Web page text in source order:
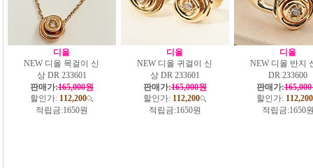
디올
NEW 디올 목걸이 신
상 DR 233601
판매가:165,000원
할인가: 112,200
적립금:1650원
디올
NEW 디올 귀걸이 신
상 DR 233601
판매가:165,000원
할인가: 112,200
적립금:1650원
디올
NEW 디올 반지
DR 233600
판매가:
할인가: 112,200
적립금:1650